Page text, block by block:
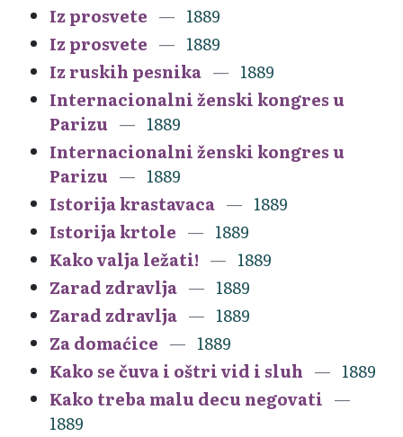
Iz prosvete
1889
Iz prosvete
1889
Iz ruskih pesnika
1889
Internacionalni ženski kongres u
Parizu
1889
Internacionalni ženski kongres u
Parizu
1889
Istorija krastavaca
1889
Istorija krtole
1889
Kako valja ležati!
1889
Zarad zdravlja
1889
Zarad zdravlja
1889
Za domaćice
1889
Kako se čuva i oštri vid i sluh
1889
Kako treba malu decu negovati
1889